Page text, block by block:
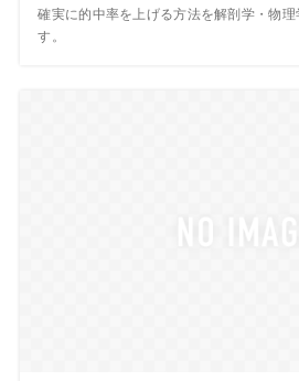
確実に的中率を上げる方法を解剖学・物理
す。